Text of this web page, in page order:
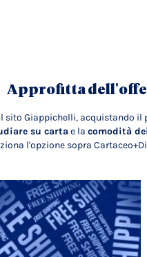
Approfitta
sito Giappichelli, acquistando il
su carta e la comodità
l'opzione sopra